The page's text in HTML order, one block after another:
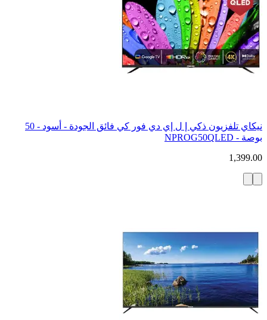
نيكاي تلفزيون ذكي إ ل إي دي فور كي فائق الجودة - أسود - 50
بوصة - NPROG50QLED
1,399.00